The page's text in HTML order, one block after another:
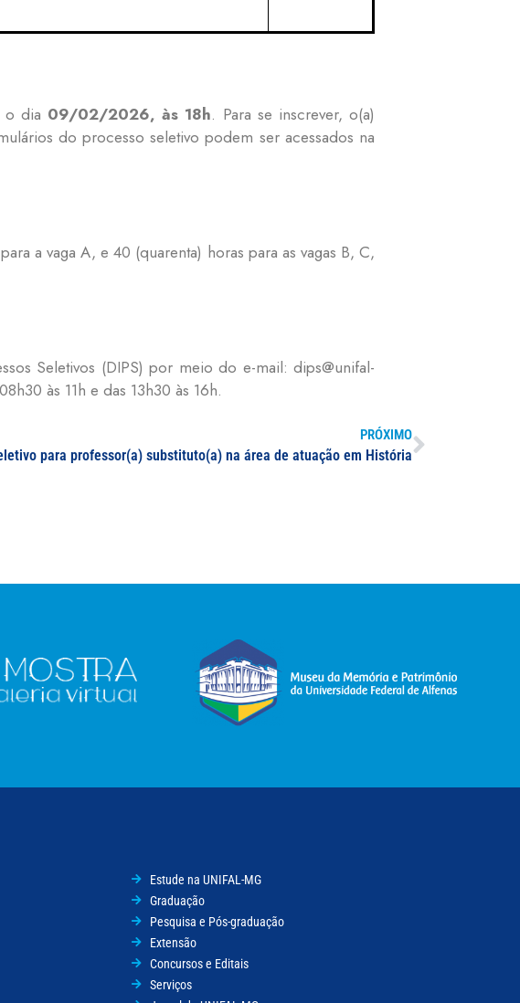
o dia 09/02/2026, às 18h. Para se inscrever, o(a)
do processo seletivo podem ser acessados na
a vaga A, e 40 (quarenta) horas para as vagas B, C,
Seletivos (DIPS) por meio do e-mail: dips@unifal-
às 11h e das 13h30 às 16h.
PRÓXIMO
para professor(a) substituto(a) na área de atuação em História
Estude na UNIFAL-MG
Graduação
Pesquisa e Pós-graduação
Extensão
Concursos e Editais
Serviços